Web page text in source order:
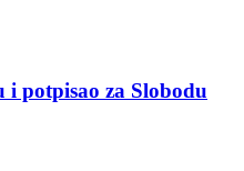
i potpisao za Slobodu